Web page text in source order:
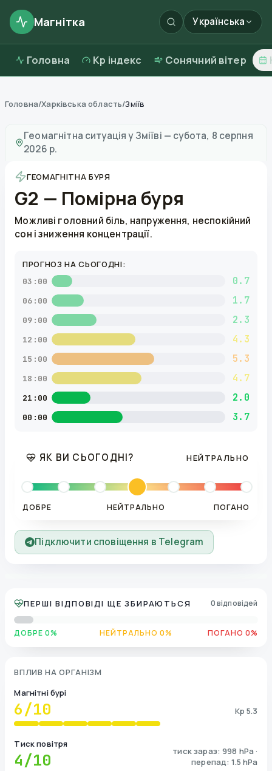
Магнітка Українська
Головна Kp індекс Сонячний вітер
Головна/Харківська область/Зміїв
Геомагнітна ситуація у Зміїві — субота, 8 серпня
2026 р.
ГЕОМАГНІТНА БУРЯ
G2 — Помірна буря
Можливі головний біль, напруження, неспокійний
сон і зниження концентрації.
ПРОГНОЗ НА СЬОГОДНІ:
03:00 0.7
06:00 1.7
09:00 2.3
12:00 4.3
15:00 5.3
18:00 4.7
21:00 2.0
00:00 3.7
ЯК ВИ СЬОГОДНІ? НЕЙТРАЛЬНО
ДОБРЕ НЕЙТРАЛЬНО ПОГАНО
Підключити сповіщення в Telegram
ПЕРШІ ВІДПОВІДІ ЩЕ ЗБИРАЮТЬСЯ 0 відповідей
ДОБРЕ 0% НЕЙТРАЛЬНО 0% ПОГАНО 0%
ВПЛИВ НА ОРГАНІЗМ
Магнітні бурі
6/10 Kp 5.3
Тиск повітря
4/10
тиск зараз: 998 hPa ·
перепад: 1.5 hPa